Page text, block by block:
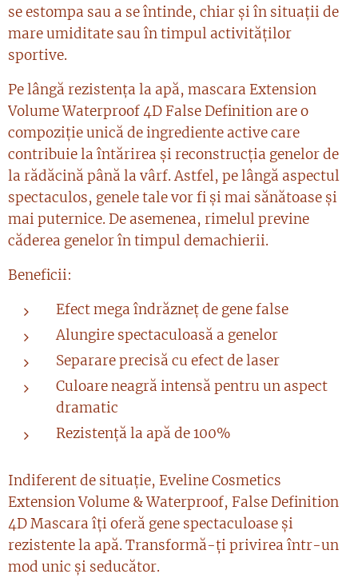
se estompa sau a se întinde, chiar și în situații de
mare umiditate sau în timpul activităților
sportive.
Pe lângă rezistența la apă, mascara Extension
Volume Waterproof 4D False Definition are o
compoziție unică de ingrediente active care
contribuie la întărirea și reconstrucția genelor de
la rădăcină până la vârf. Astfel, pe lângă aspectul
spectaculos, genele tale vor fi și mai sănătoase și
mai puternice. De asemenea, rimelul previne
căderea genelor în timpul demachierii.
Beneficii:
Efect mega îndrăzneț de gene false
Alungire spectaculoasă a genelor
Separare precisă cu efect de laser
Culoare neagră intensă pentru un aspect
dramatic
Rezistență la apă de 100%
Indiferent de situație, Eveline Cosmetics
Extension Volume & Waterproof, False Definition
4D Mascara îți oferă gene spectaculoase și
rezistente la apă. Transformă-ți privirea într-un
mod unic și seducător.